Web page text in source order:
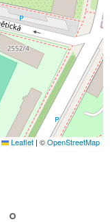
Leaflet | ©OpenStreetMap
O